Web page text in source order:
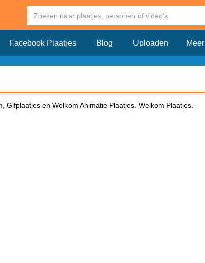
Facebook Plaatjes Blog Uploaden Meer
en Welkom Animatie Plaatjes. Welkom Plaatjes.